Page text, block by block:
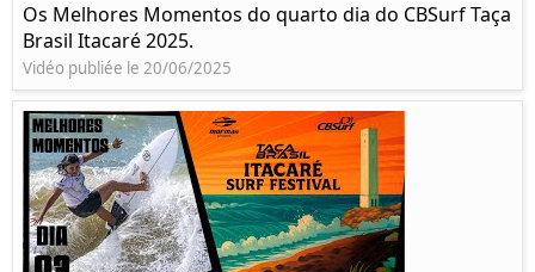
Os Melhores Momentos do quarto dia do CBSurf Taça
Brasil Itacaré 2025.
Vidéo publiée le 20/06/2025